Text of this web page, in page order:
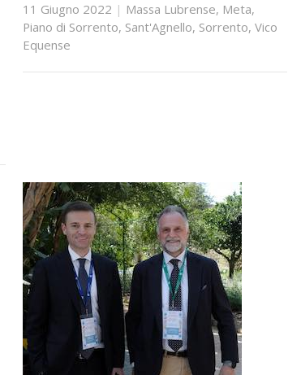
11 Giugno 2022 | Massa Lubrense, Meta,
Piano di Sorrento, Sant'Agnello, Sorrento, Vico
Equense